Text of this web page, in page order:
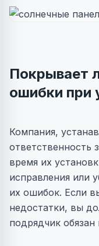
Покрывает
ошибки при
Компания,
ответственность
время их
исправления или
их ошибок. Если
недостатки, вы
подрядчик